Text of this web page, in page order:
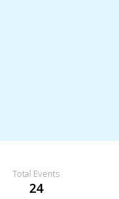
Total Events
24